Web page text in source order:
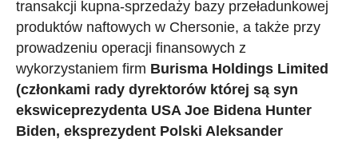
transakcji kupna-sprzedaży bazy przeładunkowej
produktów naftowych w Chersonie, a także przy
prowadzeniu operacji finansowych z
wykorzystaniem firm Burisma Holdings Limited
(członkami rady dyrektorów której są syn
ekswiceprezydenta USA Joe Bidena Hunter
Biden, eksprezydent Polski Aleksander